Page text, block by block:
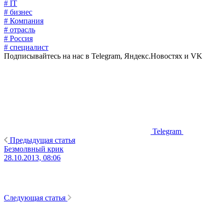
# IT
# бизнес
# Компания
# отрасль
# Россия
# специалист
Подписывайтесь на нас в Telegram, Яндекс.Новостях и VK
Telegram
Предыдущая статья
Безмолвный крик
28.10.2013, 08:06
Следующая статья